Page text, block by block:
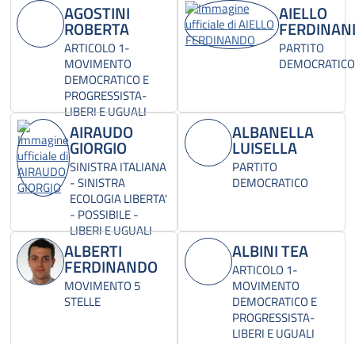
AGOSTINI
ROBERTA
ARTICOLO 1-
MOVIMENTO
DEMOCRATICO E
PROGRESSISTA-
LIBERI E UGUALI
AIELLO
PARTITO
DEMOCRATICO
AIRAUDO
GIORGIO
SINISTRA ITALIANA
- SINISTRA
ECOLOGIA LIBERTA'
- POSSIBILE -
LIBERI E UGUALI
ALBANELLA
LUISELLA
PARTITO
DEMOCRATICO
ALBERTI
FERDINANDO
MOVIMENTO 5
STELLE
ALBINI TEA
ARTICOLO 1-
MOVIMENTO
DEMOCRATICO E
PROGRESSISTA-
LIBERI E UGUALI